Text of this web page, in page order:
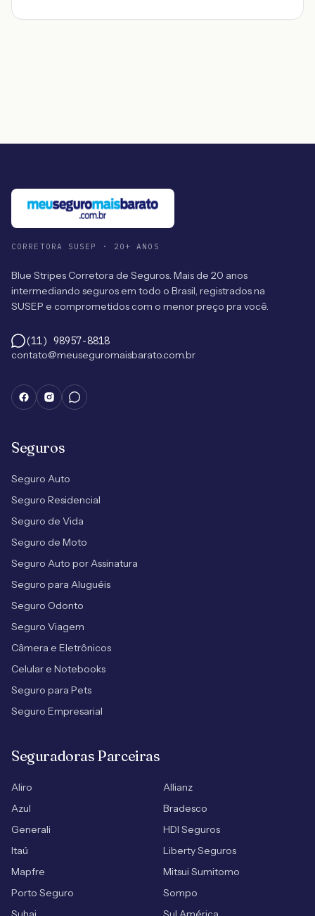
CORRETORA SUSEP · 20+ ANOS
Blue Stripes Corretora de Seguros. Mais de 20 anos
intermediando seguros em todo o Brasil, registrados na
SUSEP e comprometidos com o menor preço pra você.
(11) 98957-8818
contato@meuseguromaisbarato.com.br
Seguros
Seguro Auto
Seguro Residencial
Seguro de Vida
Seguro de Moto
Seguro Auto por Assinatura
Seguro para Aluguéis
Seguro Odonto
Seguro Viagem
Câmera e Eletrônicos
Celular e Notebooks
Seguro para Pets
Seguro Empresarial
Seguradoras Parceiras
Aliro
Allianz
Azul
Bradesco
Generali
HDI Seguros
Itaú
Liberty Seguros
Mapfre
Mitsui Sumitomo
Porto Seguro
Sompo